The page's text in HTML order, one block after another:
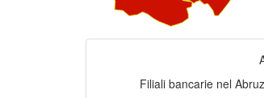
Filiali bancarie nel